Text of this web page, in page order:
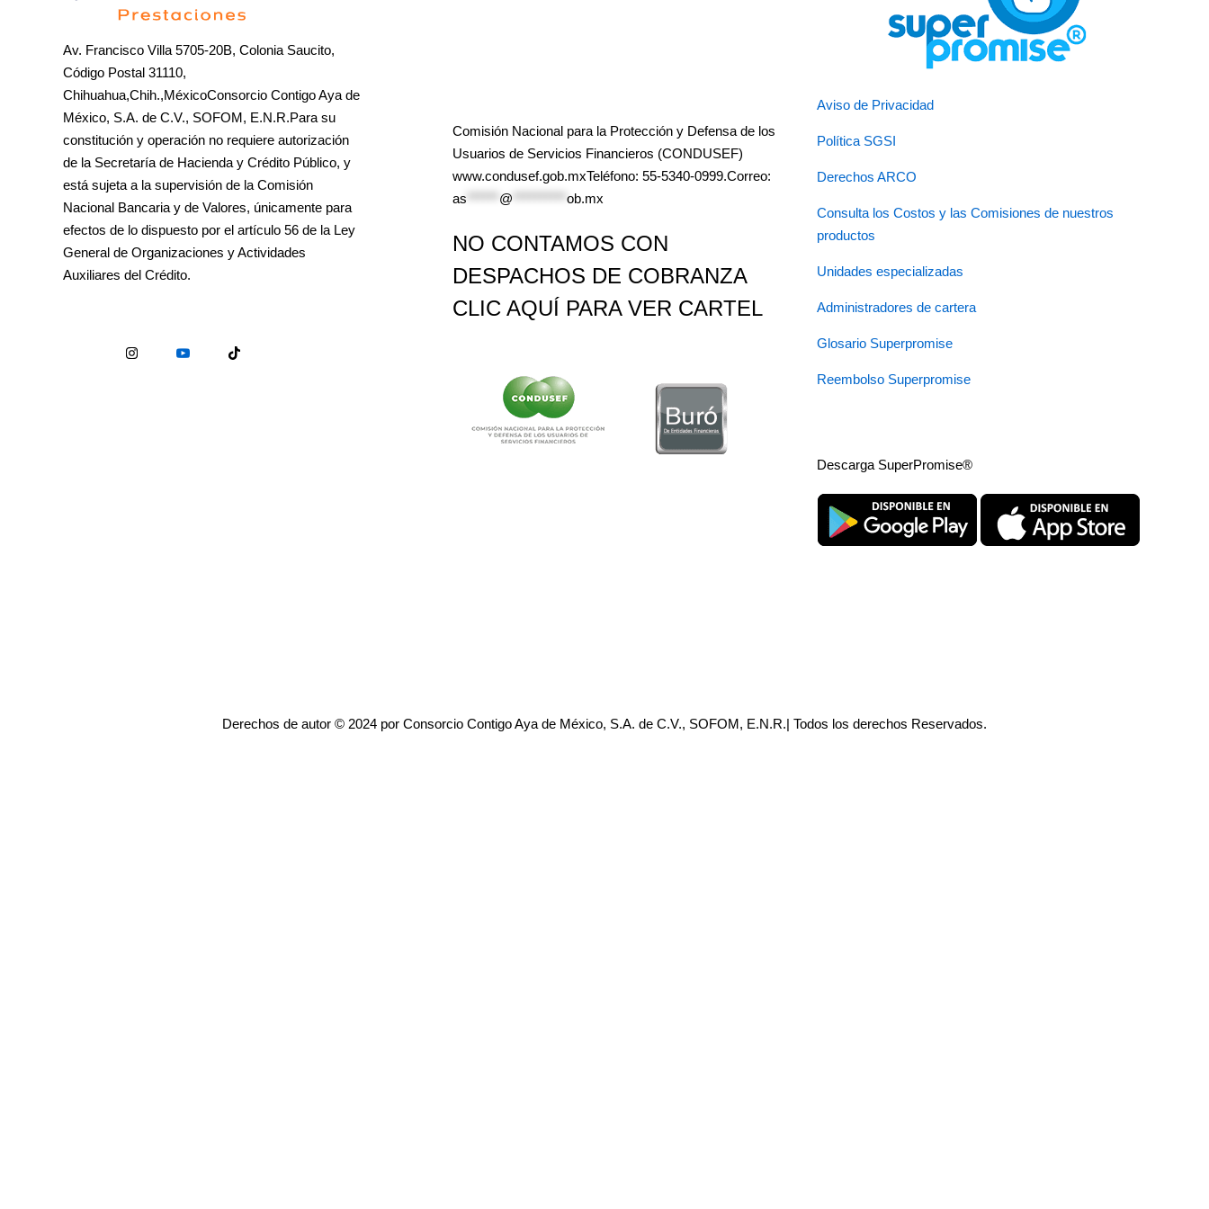
Av. Francisco Villa 5705-20B, Colonia Saucito,
Código Postal 31110,
Chihuahua,Chih.,MéxicoConsorcio Contigo Aya de
México, S.A. de C.V., SOFOM, E.N.R.Para su
constitución y operación no requiere autorización
de la Secretaría de Hacienda y Crédito Público, y
está sujeta a la supervisión de la Comisión
Nacional Bancaria y de Valores, únicamente para
efectos de lo dispuesto por el artículo 56 de la Ley
General de Organizaciones y Actividades
Auxiliares del Crédito.
Comisión Nacional para la Protección y Defensa de los
Usuarios de Servicios Financieros (CONDUSEF)
www.condusef.gob.mxTeléfono: 55-5340-0999.Correo:
as
@ ob.mx
NO CONTAMOS CON
DESPACHOS DE COBRANZA
CLIC AQUÍ PARA VER CARTEL
Aviso de Privacidad
Política SGSI
Derechos ARCO
Consulta los Costos y las Comisiones de nuestros
productos
Unidades especializadas
Administradores de cartera
Glosario Superpromise
Reembolso Superpromise
Descarga SuperPromise®
Derechos de autor © 2024 por Consorcio Contigo Aya de México, S.A. de C.V., SOFOM, E.N.R.| Todos los derechos Reservados.